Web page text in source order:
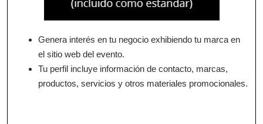
Genera interés en tu negocio exhibiendo tu marca en
el sitio web del evento.
Tu perfil incluye información de contacto, marcas,
productos, servicios y otros materiales promocionales.